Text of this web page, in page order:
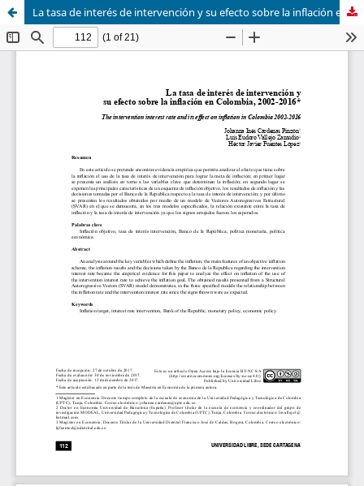
La tasa de interés de intervención y su efecto sobre la inflación en colombia 2002-2016